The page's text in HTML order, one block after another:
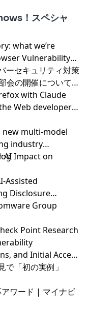
。脆弱性の発見者
the wildのものも。
それをきっかけに
いってもんでもな
対策も調査もできへ
もっとある形になっ
いんかいね。透明性
！スペシャ
what we’re
Vulnerability
ーセキュリティ対策
会の開催について：
with Claude
Web developer
new multi-model
industry
AI Impact on
Assisted
Disclosure
Group
Point Research
and Initial Access
「初の実例」
ワード | マイナビ